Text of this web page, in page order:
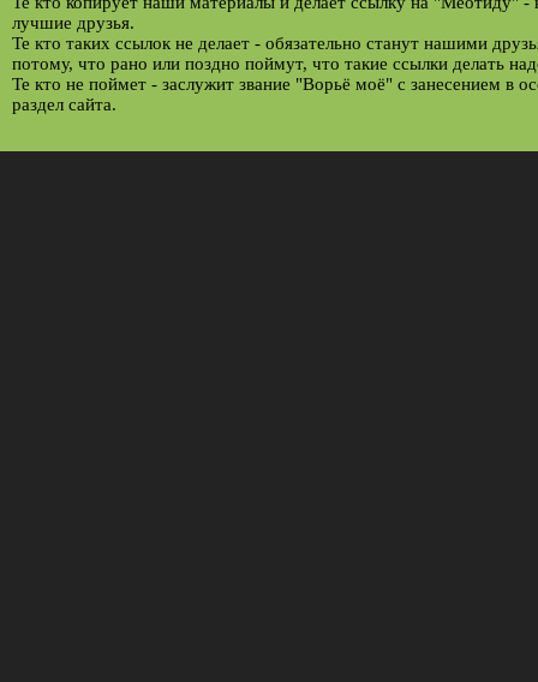
лучшие друзья.
Те кто таких ссылок не делает - обязательно станут нашими
потому, что рано или поздно поймут, что такие ссылки делать
Те кто не поймет - заслужит звание "Ворьё моё" с занесением в
раздел сайта.